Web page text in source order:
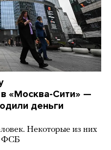
«Москва-Сити» —
деньги
Некоторые из них
ФСБ